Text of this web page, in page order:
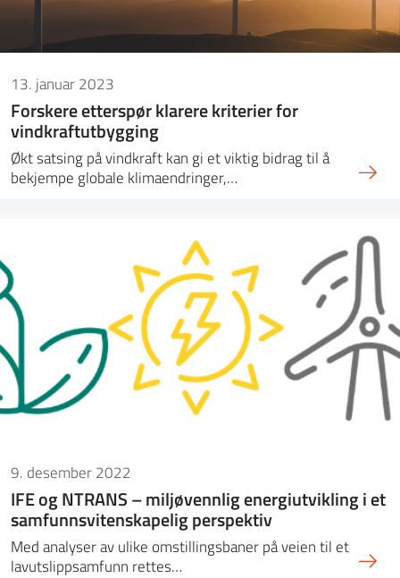
13. januar 2023
Forskere etterspør klarere kriterier for
vindkraftutbygging
Økt satsing på vindkraft kan gi et viktig bidrag til å
bekjempe globale klimaendringer,…
9. desember 2022
IFE og NTRANS – miljøvennlig energiutvikling i et
samfunnsvitenskapelig perspektiv
Med analyser av ulike omstillingsbaner på veien til et
lavutslippsamfunn rettes…